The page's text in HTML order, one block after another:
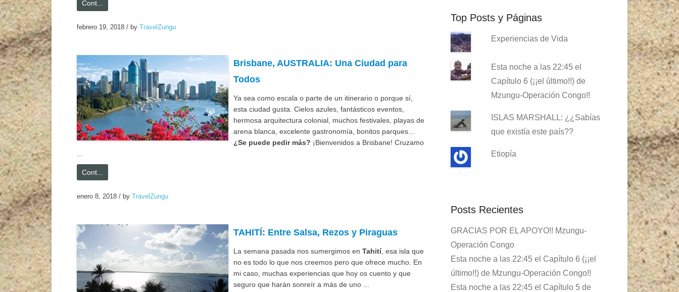
Cont...
febrero 19, 2018 / by TravelZungu
Brisbane, AUSTRALIA: Una Ciudad para
Todos
Ya sea como escala o parte de un itinerario o porque sí,
esta ciudad gusta. Cielos azules, fantásticos eventos,
hermosa arquitectura colonial, muchos festivales, playas de
arena blanca, excelente gastronomía, bonitos parques…
¿Se puede pedir más? ¡Bienvenidos a Brisbane! Cruzamo
Cont...
enero 8, 2018 / by TravelZungu
TAHITÍ: Entre Salsa, Rezos y Piraguas
La semana pasada nos sumergimos en Tahití, esa isla que
no es todo lo que nos creemos pero que ofrece mucho. En
mi caso, muchas experiencias que hoy os cuento y que
seguro que harán sonreír a más de uno ...
Top Posts y Páginas
Experiencias de Vida
Esta noche a las 22:45 el
Capítulo 6 (¡¡el último!!) de
Mzungu-Operación Congo!!
ISLAS MARSHALL: ¿¿Sabías
que existía este país??
Etiopía
Posts Recientes
GRACIAS POR EL APOYO!! Mzungu-
Operación Congo
Esta noche a las 22:45 el Capítulo 6 (¡¡el
último!!) de Mzungu-Operación Congo!!
Esta noche a las 22:45 el Capítulo 5 de